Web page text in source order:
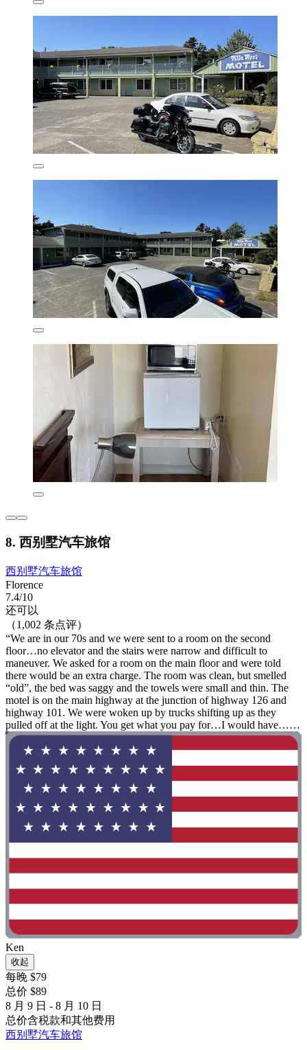
8. 西别墅汽车旅馆
西别墅汽车旅馆
Florence
7.4/10
还可以
（1,002 条点评）
“We are in our 70s and we were sent to a room on the second
floor…no elevator and the stairs were narrow and difficult to
maneuver. We asked for a room on the main floor and were told
there would be an extra charge. The room was clean, but smelled
“old”, the bed was saggy and the towels were small and thin. The
motel is on the main highway at the junction of highway 126 and
highway 101. We were woken up by trucks shifting up as they
pulled off at the light. You get what you pay for…I would have……
Ken
收起
每晚 $79
总价 $89
8 月 9 日 - 8 月 10 日
总价含税款和其他费用
西别墅汽车旅馆